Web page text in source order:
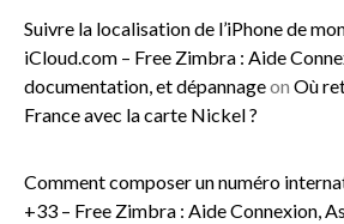
Suivre la localisation de l’iPhone de
iCloud.com – Free Zimbra : Aide
documentation, et dépannageon Où
France avec la carte Nickel ?
Comment composer un numéro
+33 – Free Zimbra : Aide Connexion,